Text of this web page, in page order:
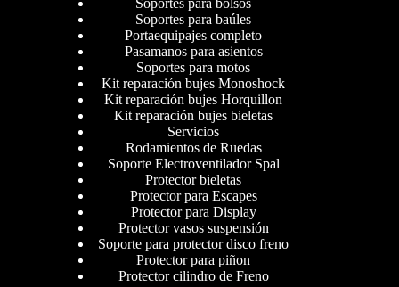
Soportes para baúles
Portaequipajes completo
Pasamanos para asientos
Soportes para motos
Kit reparación bujes Monoshock
Kit reparación bujes Horquillon
Kit reparación bujes bieletas
Servicios
Rodamientos de Ruedas
Soporte Electroventilador Spal
Protector bieletas
Protector para Escapes
Protector para Display
Protector vasos suspensión
Soporte para protector disco freno
Protector para piñon
Protector cilindro de Freno